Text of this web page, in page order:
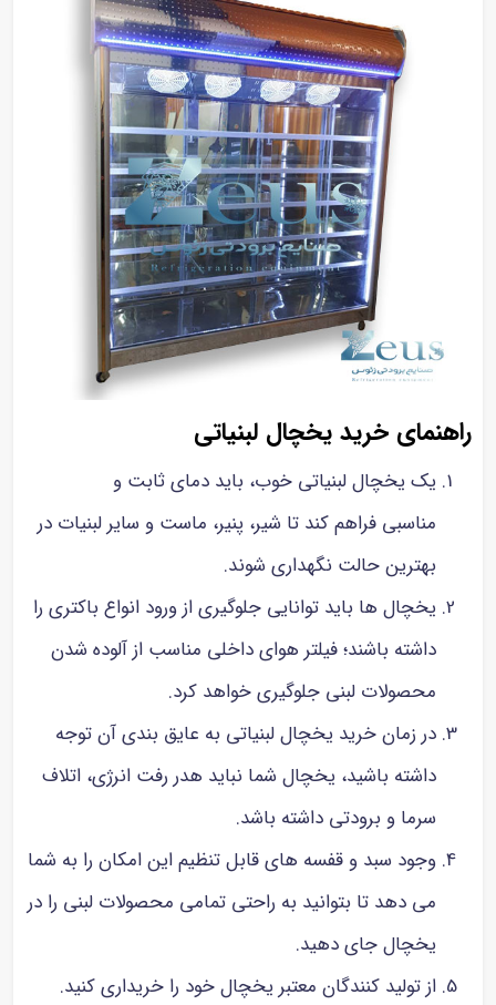
راهنمای خرید یخچال لبنیاتی
یک یخچال لبنیاتی خوب، باید دمای ثابت و
مناسبی فراهم کند تا شیر، پنیر، ماست و سایر لبنیات در
بهترین حالت نگهداری شوند.
یخچال ها باید توانایی جلوگیری از ورود انواع باکتری را
داشته باشند؛ فیلتر هوای داخلی مناسب از آلوده شدن
محصولات لبنی جلوگیری خواهد کرد.
در زمان خرید یخچال لبنیاتی به عایق بندی آن توجه
داشته باشید، یخچال شما نباید هدر رفت انرژی، اتلاف
سرما و برودتی داشته باشد.
وجود سبد و قفسه های قابل تنظیم این امکان را به شما
می دهد تا بتوانید به راحتی تمامی محصولات لبنی را در
یخچال جای دهید.
از تولید کنندگان معتبر یخچال خود را خریداری کنید.